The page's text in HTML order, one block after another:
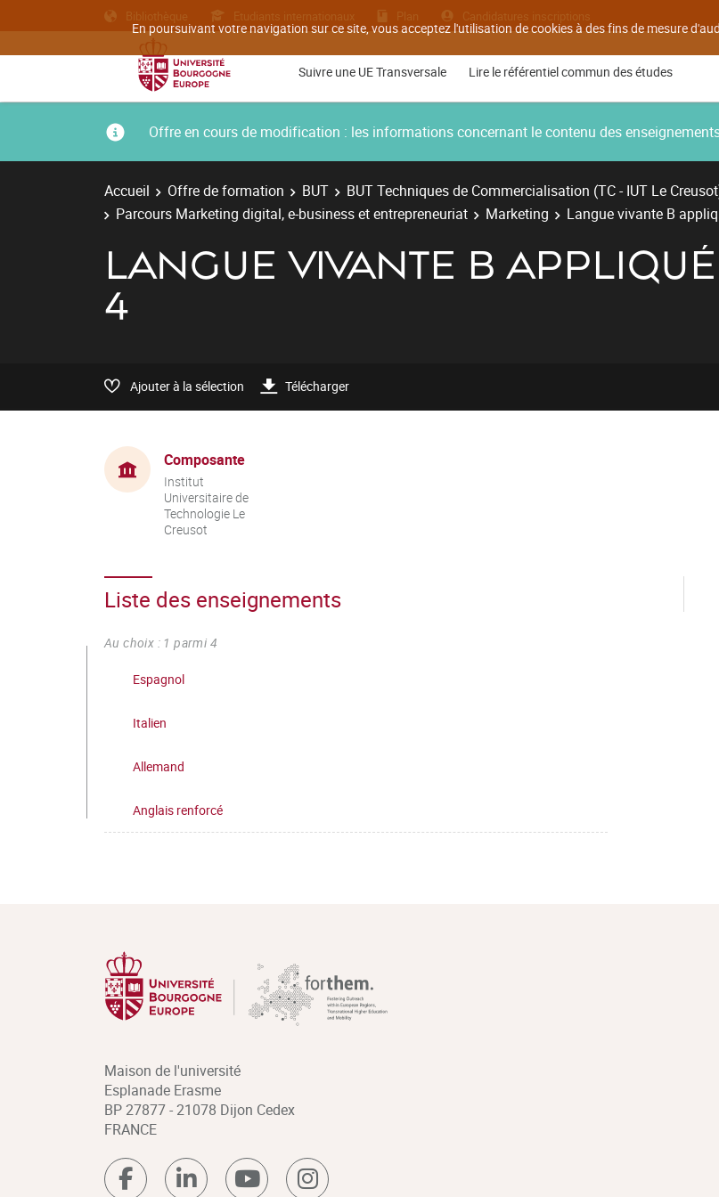
En poursuivant votre navigation sur ce site, vous acceptez l'utilisation de cookies à des fins de mesure
Bibliothèque Etudiants internationaux Plan Candidatures inscriptions
Suivre une UE Transversale Lire le référentiel commun des études
Offre en cours de modification : les informations concernant le contenu des
Accueil Offre de formation BUT
BUT Techniques de Commercialisation (TC - IUT Le
Parcours Marketing digital, e-business et entrepreneuriat
Marketing Langue vivante B
LANGUE VIVANTE B
4
Ajouter à la sélection Télécharger
Composante
Institut
Universitaire de
Technologie Le
Creusot
Liste des enseignements
Au choix : 1 parmi 4
Espagnol
Italien
Allemand
Anglais renforcé
Maison de l'université
Esplanade Erasme
BP 27877 - 21078 Dijon Cedex
FRANCE